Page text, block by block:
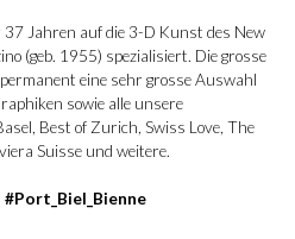
Jahren auf die 3-D Kunst des New
(geb. 1955) spezialisiert. Die grosse
eine sehr grosse Auswahl
sowie alle unsere
Best of Zurich, Swiss Love, The
Suisse und weitere.